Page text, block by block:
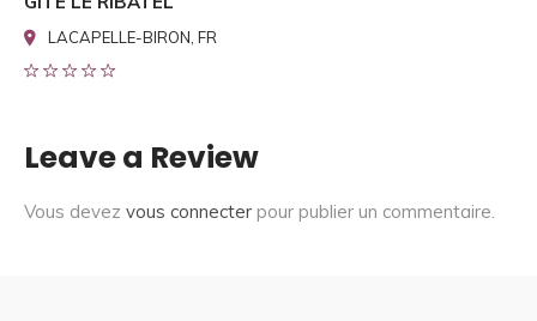
LACAPELLE-BIRON, FR
Leave a Review
Vous devez vous connecter pour publier un commentaire.